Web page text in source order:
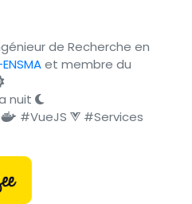
de Recherche en
et membre du
nuit
#VueJS
#Services